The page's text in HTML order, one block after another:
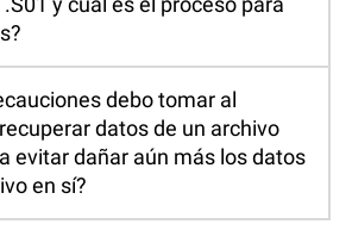
debo tomar al
datos de un archivo
evitar dañar aún más los datos
en sí?